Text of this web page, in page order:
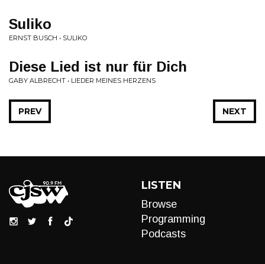
Suliko
ERNST BUSCH • SULIKO
Diese Lied ist nur für Dich
GABY ALBRECHT • LIEDER MEINES HERZENS
NEXT
PREV
LISTEN
Browse
Programming
Podcasts